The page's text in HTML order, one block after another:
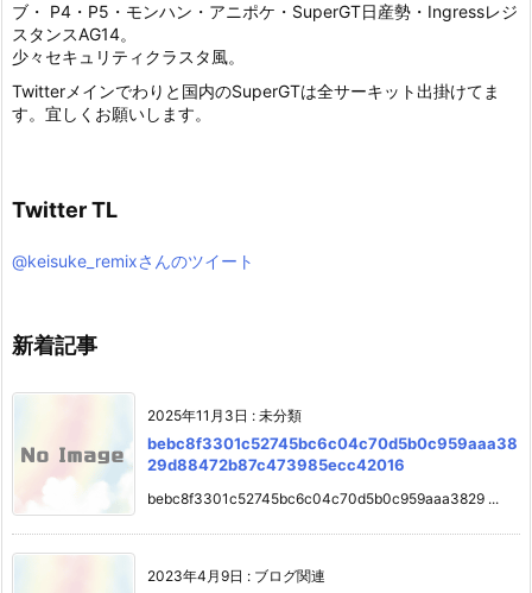
ブ・ P4・P5・モンハン・アニポケ・SuperGT日産勢・Ingressレジ
スタンスAG14。
少々セキュリティクラスタ風。
Twitterメインでわりと国内のSuperGTは全サーキット出掛けてま
す。宜しくお願いします。
Twitter TL
@keisuke_remixさんのツイート
新着記事
2025年11月3日 : 未分類
bebc8f3301c52745bc6c04c70d5b0c959aaa38
29d88472b87c473985ecc42016
bebc8f3301c52745bc6c04c70d5b0c959aaa3829 ...
2023年4月9日 : ブログ関連